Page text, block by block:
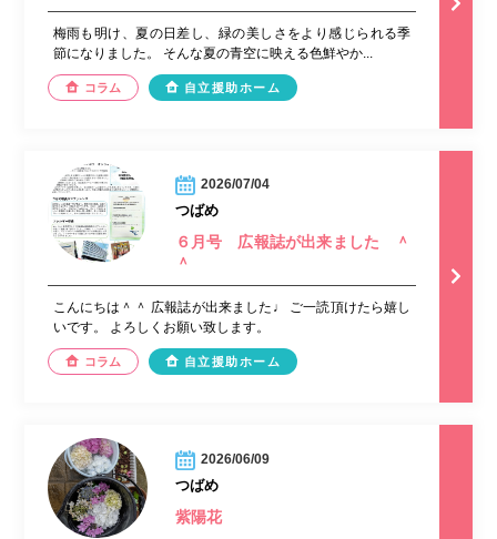
梅雨も明け、夏の日差し、緑の美しさをより感じられる季
節になりました。 そんな夏の青空に映える色鮮やか...
コラム 自立援助ホーム
2026/07/04
つばめ
６月号 広報誌が出来ました ＾
＾
こんにちは＾＾ 広報誌が出来ました♩ ご一読頂けたら嬉し
いです。 よろしくお願い致します。
コラム 自立援助ホーム
2026/06/09
つばめ
紫陽花